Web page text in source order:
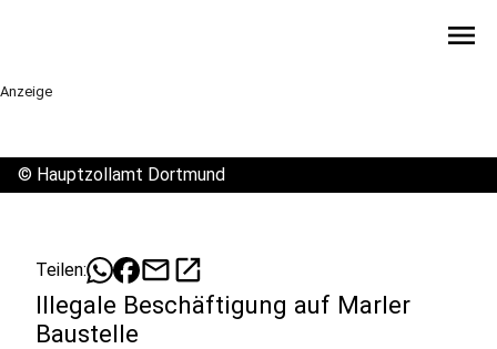
menu
Anzeige
© Hauptzollamt Dortmund
Teilen: mailopen_in_new
Illegale Beschäftigung auf Marler
Baustelle